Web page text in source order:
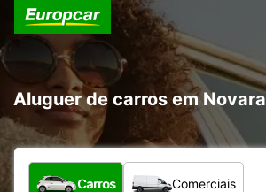
Aluguer de carros em Novara
Que tipo de veículo pretende?
Carros Comerciais